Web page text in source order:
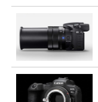
領銜換裝